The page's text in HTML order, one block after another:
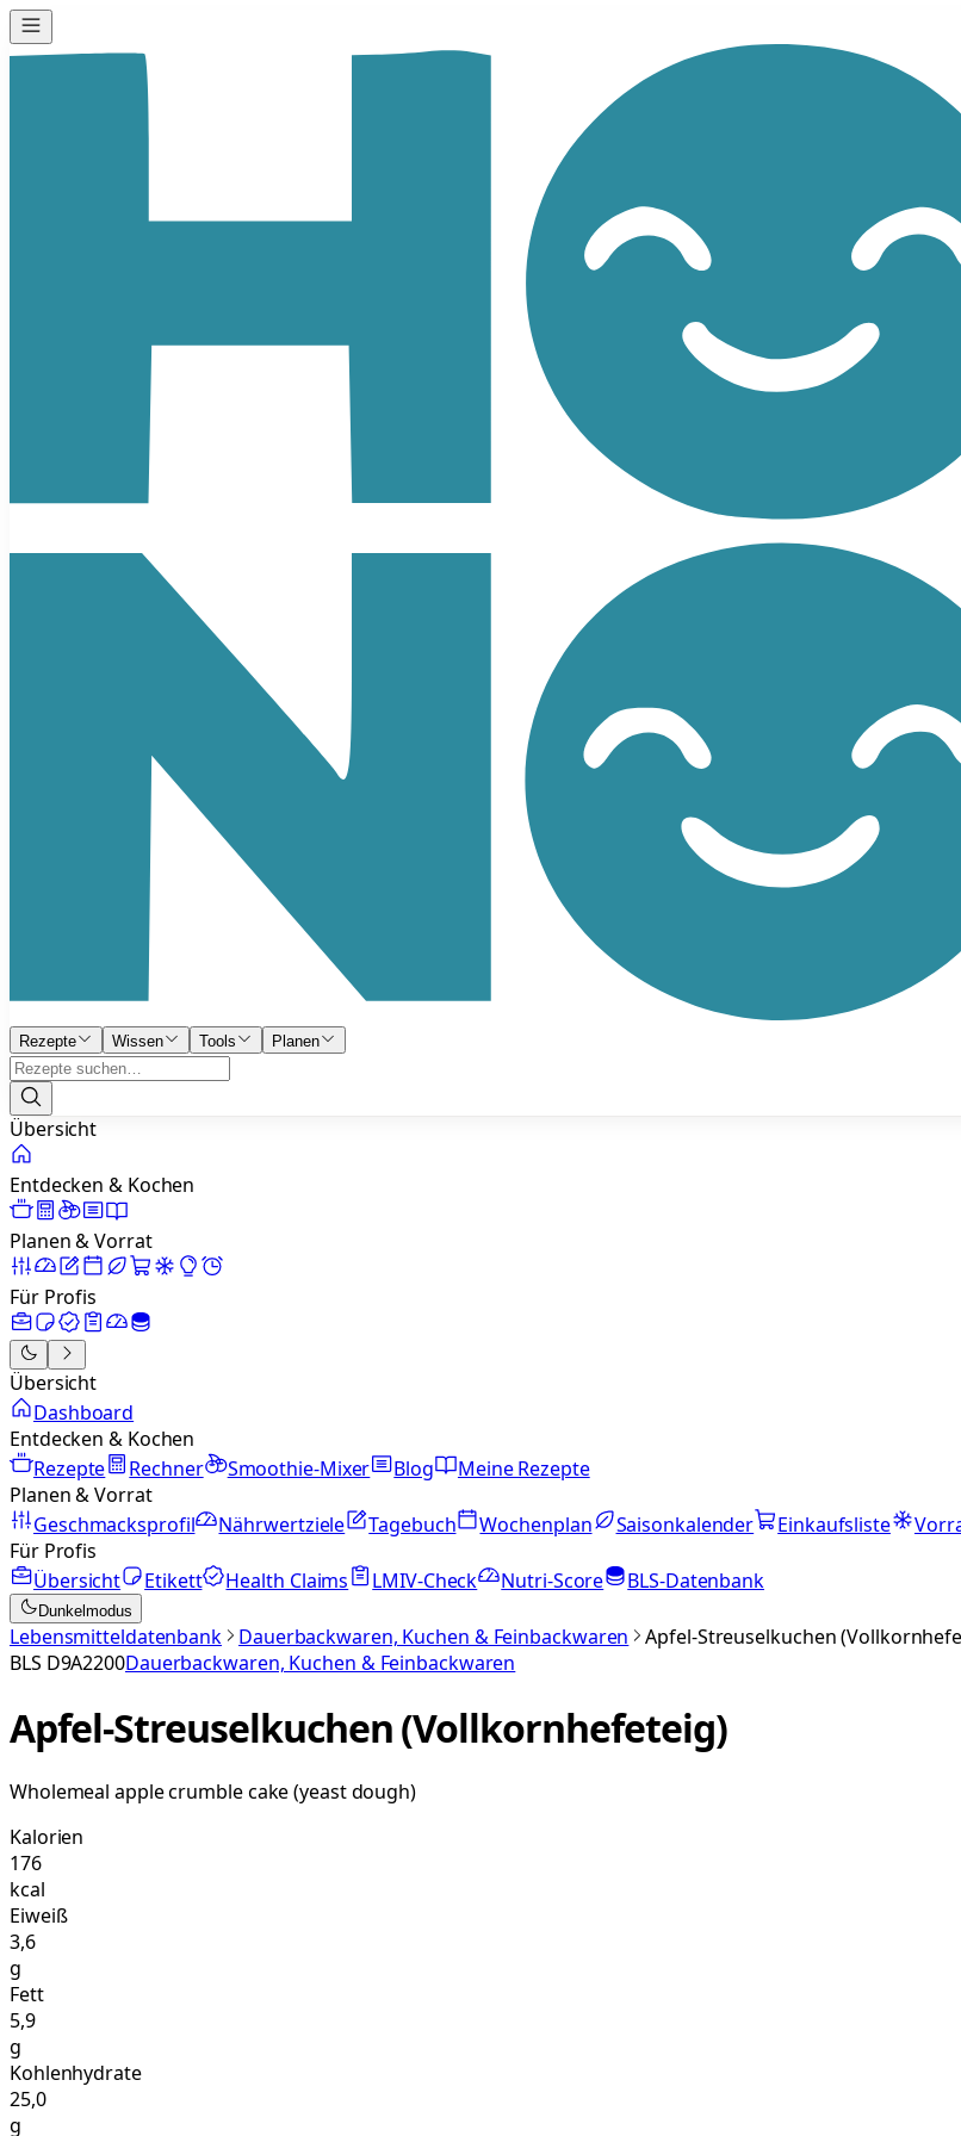
Rezepte Wissen Tools Planen
Übersicht
Entdecken & Kochen
Planen & Vorrat
Für Profis
Übersicht
Dashboard
Entdecken & Kochen
Rezepte
Rechner Smoothie-Mixer Blog
Meine Rezepte
Planen & Vorrat
Geschmacksprofil
Nährwertziele Tagebuch Wochenplan Saisonkalender Einkaufsliste
Für Profis
Übersicht
Etikett Health Claims LMIV-Check Nutri-Score BLS-Datenbank
Dunkelmodus
Lebensmitteldatenbank Dauerbackwaren, Kuchen & Feinbackwaren
Apfel-Streuselkuchen
BLS D9A2200Dauerbackwaren, Kuchen & Feinbackwaren
Apfel-Streuselkuchen (Vollkornhefeteig)
Wholemeal apple crumble cake (yeast dough)
Kalorien
176
kcal
Eiweiß
3,6
g
Fett
5,9
g
Kohlenhydrate
25,0
g